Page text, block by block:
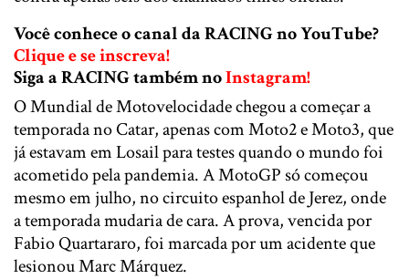
Você conhece o canal da RACING no YouTube?
Clique e se inscreva!
Siga a RACING também noInstagram!
O Mundial de Motovelocidade chegou a começar a
temporada no Catar, apenas com Moto2 e Moto3, que
já estavam em Losail para testes quando o mundo foi
acometido pela pandemia. A MotoGP só começou
mesmo em julho, no circuito espanhol de Jerez, onde
a temporada mudaria de cara. A prova, vencida por
Fabio Quartararo, foi marcada por um acidente que
lesionou Marc Márquez.